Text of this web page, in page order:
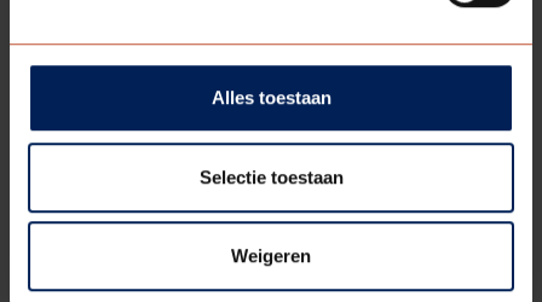
Alles toestaan
Selectie toestaan
Weigeren
HAAKSSLIM (E)